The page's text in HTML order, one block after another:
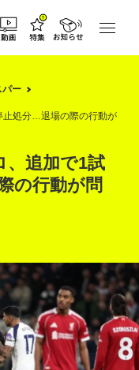
パー
止処分…退場の際の行動が
、追加で1試
の行動が問